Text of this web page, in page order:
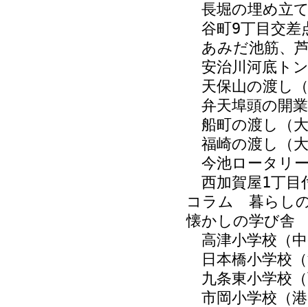
長堀の埋め立
谷町9丁目交差
あみだ池筋、
安治川河底ト
天保山の渡し
弁天埠頭の開
船町の渡し（
福崎の渡し（
今池ロータリ
西加賀屋1丁目
コラム 暮らし
懐かしの学び舎
高津小学校（
日本橋小学校
九条東小学校
市岡小学校（